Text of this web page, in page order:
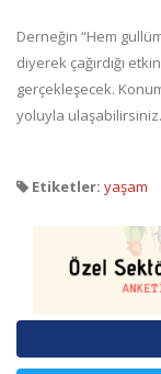
Derneğin “Hem
diyerek çağırdığı
gerçekleşecek.
yoluyla ulaşabilirsiniz.
Etiketler: yaşam